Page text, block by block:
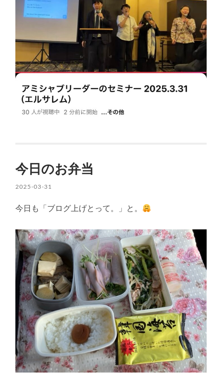
今日のお弁当
2025-03-31
今日も「ブログ上げとって。」と。